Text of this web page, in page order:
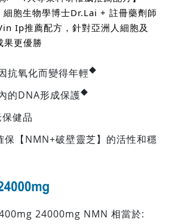
胞生物學博士Dr.Lai + 註冊藥劑師
Ip推薦配方，針對亞洲人細胞及
果更優勝
抗氧化而變得年輕◆
的DNA形成保護◆
健品
保【NMN+破壁靈芝】的活性和穩
24000mg NMN 相當於: